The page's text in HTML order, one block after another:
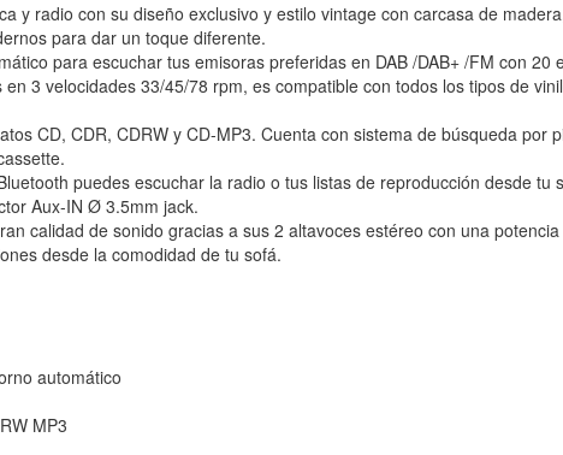
y radio con su diseño exclusivo y estilo vintage con carcasa de
para dar un toque diferente.
para escuchar tus emisoras preferidas en DAB /DAB+ /FM con
en 3 velocidades 33/45/78 rpm, es compatible con todos los tipos de
CD, CDR, CDRW y CD-MP3. Cuenta con sistema de búsqueda
puedes escuchar la radio o tus listas de reproducción desde
Aux-IN Ø 3.5mm jack.
calidad de sonido gracias a sus 2 altavoces estéreo con una
desde la comodidad de tu sofá.
automático
MP3